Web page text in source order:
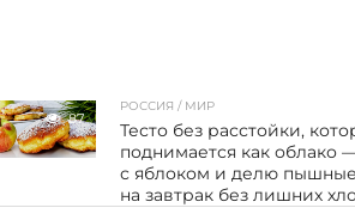
87
РОССИЯ / МИР
Тесто без расстойки,
поднимается как облако
с яблоком и делю
на завтрак без лишних